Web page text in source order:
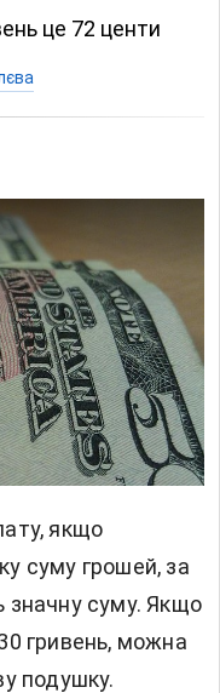
це 72 центи
якщо
суму грошей, за
значну суму. Якщо
гривень, можна
подушку.